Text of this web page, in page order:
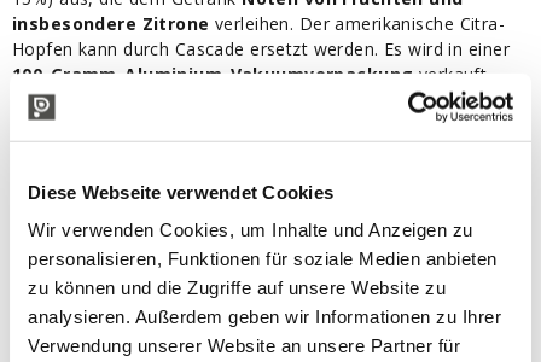
Diese Webseite verwendet Cookies
Wir verwenden Cookies, um Inhalte und Anzeigen zu
personalisieren, Funktionen für soziale Medien anbieten
zu können und die Zugriffe auf unsere Website zu
analysieren. Außerdem geben wir Informationen zu Ihrer
Verwendung unserer Website an unsere Partner für
insbesondere Zitrone verleihen. Der amerikanische Citra-
Hopfen kann durch Cascade ersetzt werden. Es wird in einer
100-Gramm-Aluminium-Vakuumverpackung verkauft.
Merkmale:
Verpackung: 100 gr. vakuumverpackt im heißgesiegelten
Zutaten: Hopfen; kann Spuren von Hafer, Dinkel, Weizen,
Herkunftsland: Vereinigte Staaten
Alphasäuren: 11% - 15%.
Verwendung: Aroma
Bierstile: IPA , APA
Ersatzstoffe: Kaskade